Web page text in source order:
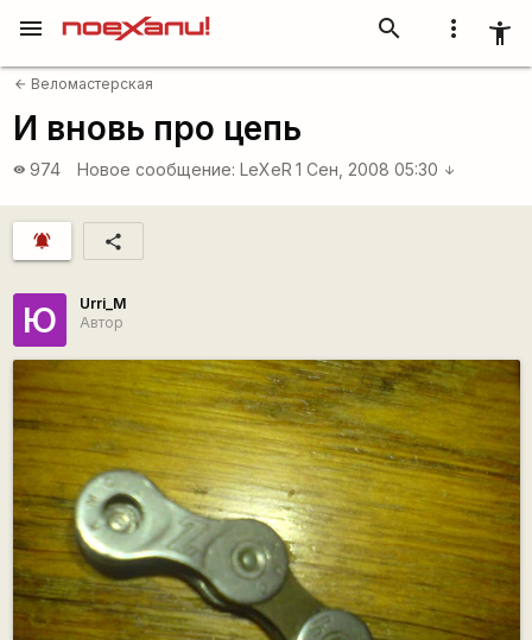
more_vert accessibility_new
search
menu
arrow_back Веломастерская
И вновь про цепь
visibility 974 Новое сообщение: LeXeR 1 Сен, 2008 05:30 arrow_downward
notifications_active share
Ю
Urri_M
Автор